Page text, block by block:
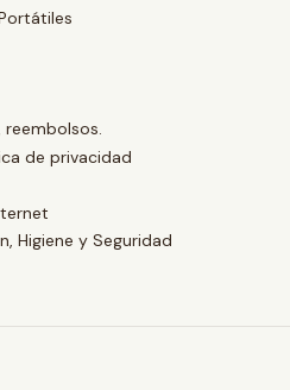
de privacidad
Higiene y Seguridad